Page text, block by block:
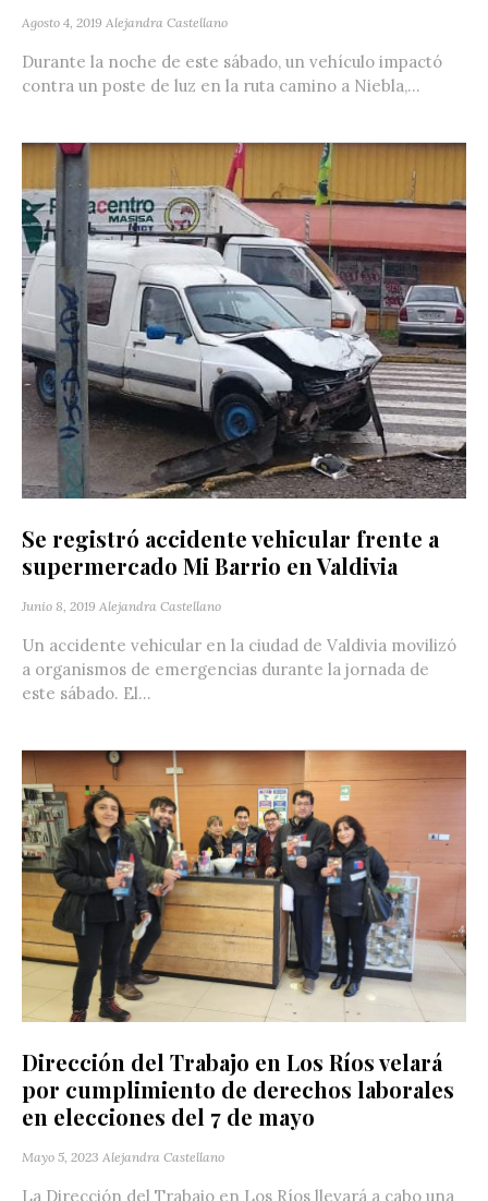
Agosto 4, 2019 Alejandra Castellano
Durante la noche de este sábado, un vehículo impactó
contra un poste de luz en la ruta camino a Niebla,...
Se registró accidente vehicular frente a
supermercado Mi Barrio en Valdivia
Junio 8, 2019 Alejandra Castellano
Un accidente vehicular en la ciudad de Valdivia movilizó
a organismos de emergencias durante la jornada de
este sábado. El...
Dirección del Trabajo en Los Ríos velará
por cumplimiento de derechos laborales
en elecciones del 7 de mayo
Mayo 5, 2023 Alejandra Castellano
La Dirección del Trabajo en Los Ríos llevará a cabo una